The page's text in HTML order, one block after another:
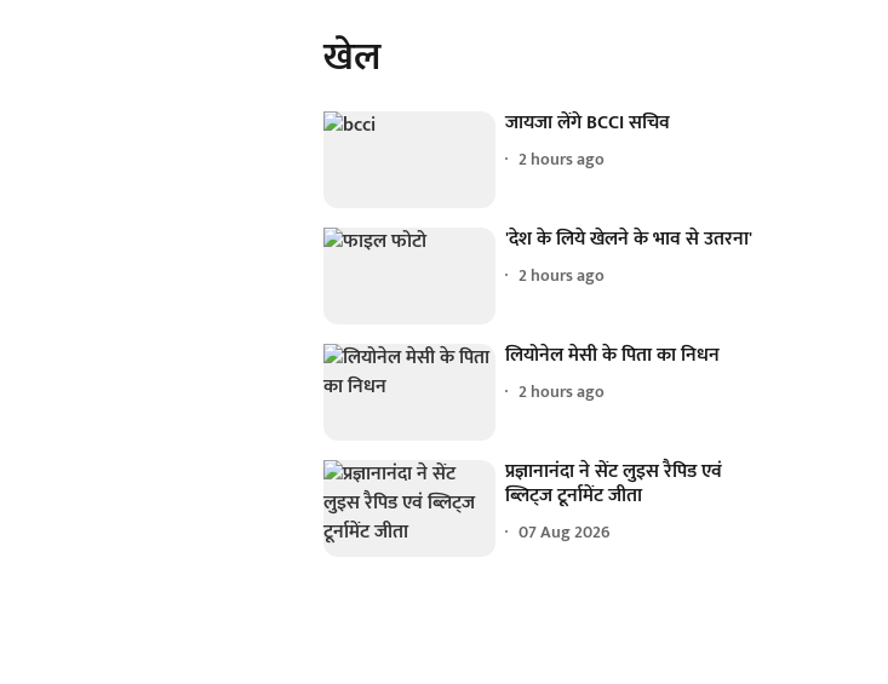
खेल
जायजा लेंगे BCCI सचिव
2 hours ago
'देश के लिये खेलने के भाव से उतरना'
2 hours ago
लियोनेल मेसी के पिता का निधन
2 hours ago
प्रज्ञानानंदा ने सेंट लुइस रैपिड एवं
ब्लिट्ज टूर्नामेंट जीता
07 Aug 2026